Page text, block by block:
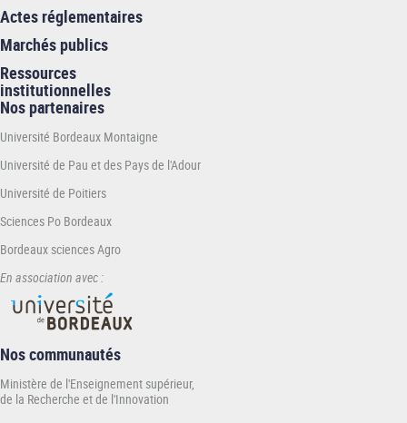
Actes réglementaires
Marchés publics
Ressources
institutionnelles
Nos partenaires
Université Bordeaux Montaigne
Université de Pau et des Pays de l'Adour
Université de Poitiers
Sciences Po Bordeaux
Bordeaux sciences Agro
En association avec :
Nos communautés
Ministère de l'Enseignement supérieur,
de la Recherche et de l'Innovation